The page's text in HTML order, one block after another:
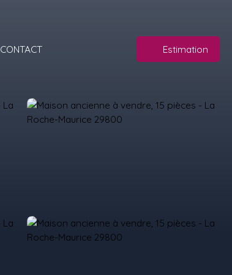
CONTACT Estimation